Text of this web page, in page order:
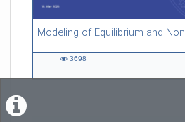
48:40 duration
3698